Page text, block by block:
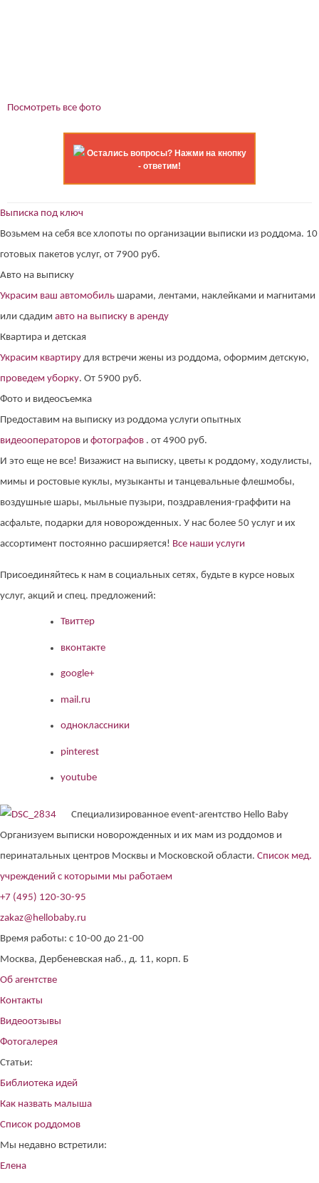
Посмотреть все фото
Остались вопросы? Нажми на кнопку
- ответим!
Выписка под ключ
Возьмем на себя все хлопоты по организации выписки из роддома. 10
готовых пакетов услуг, от 7900 руб.
Авто на выписку
Украсим ваш автомобиль шарами, лентами, наклейками и магнитами
или сдадим авто на выписку в аренду
Квартира и детская
Украсим квартиру для встречи жены из роддома, оформим детскую,
проведем уборку. От 5900 руб.
Фото и видеосъемка
Предоставим на выписку из роддома услуги опытных
видеооператоров и фотографов . от 4900 руб.
И это еще не все! Визажист на выписку, цветы к роддому, ходулисты,
мимы и ростовые куклы, музыканты и танцевальные флешмобы,
воздушные шары, мыльные пузыри, поздравления-граффити на
асфальте, подарки для новорожденных. У нас более 50 услуг и их
ассортимент постоянно расширяется! Все наши услуги
Присоединяйтесь к нам в социальных сетях, будьте в курсе новых
услуг, акций и спец. предложений:
Твиттер
вконтакте
google+
mail.ru
одноклассники
pinterest
youtube
Специализированное event-агентство Hello Baby
Организуем выписки новорожденных и их мам из роддомов и
перинатальных центров Москвы и Московской области. Список мед.
учреждений с которыми мы работаем
+7 (495) 120-30-95
zakaz@hellobaby.ru
Время работы: с 10-00 до 21-00
Москва, Дербеневская наб., д. 11, корп. Б
Об агентстве
Контакты
Видеоотзывы
Фотогалерея
Статьи:
Библиотека идей
Как назвать малыша
Список роддомов
Мы недавно встретили:
Елена